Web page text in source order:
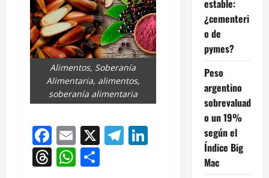
Alimentos, Soberanía
Alimentaria, alimentos,
soberanía alimentaria
Facebook
Email
X Telegram
LinkedIn
Threads
WhatsApp
estable:
¿cementeri
o de
pymes?
Peso
argentino
sobrevaluad
o un 19%
según el
Índice Big
Mac